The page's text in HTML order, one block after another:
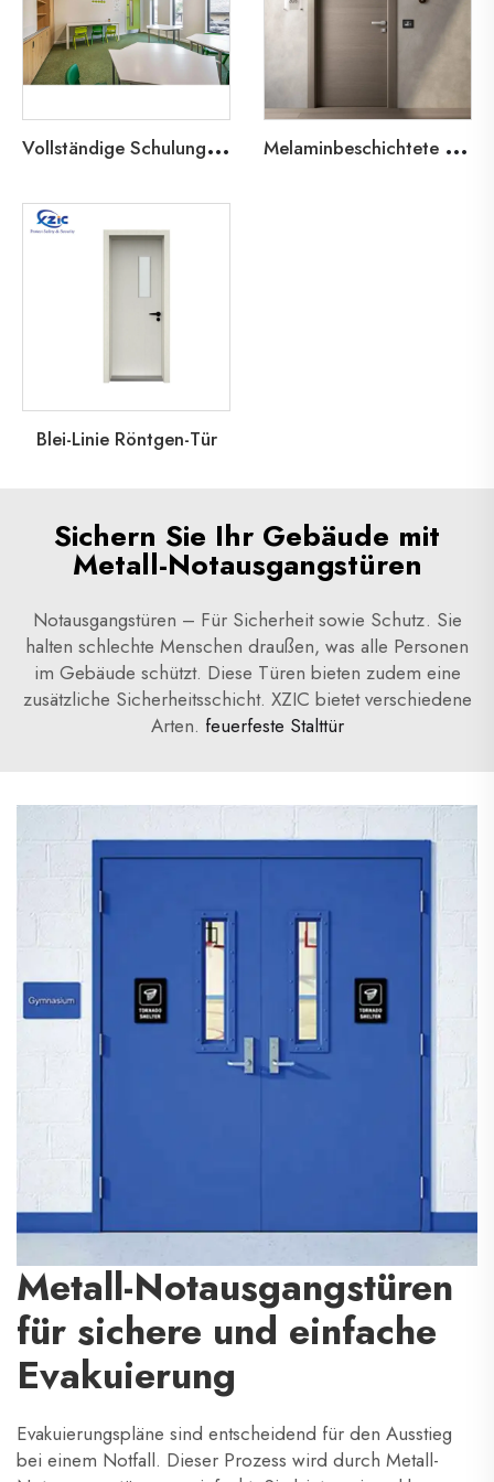
V
ollständige Schulungs- und Türlösungen M
elaminbeschichtete Holzfeuerschutztür
Blei-Linie Röntgen-Tür
Sichern Sie Ihr Gebäude mit
Metall-Notausgangstüren
Notausgangstüren – Für Sicherheit sowie Schutz. Sie
halten schlechte Menschen draußen, was alle Personen
im Gebäude schützt. Diese Türen bieten zudem eine
zusätzliche Sicherheitsschicht. XZIC bietet verschiedene
Arten. feuerfeste Stalttür
Metall-Notausgangstüren
für sichere und einfache
Evakuierung
Evakuierungspläne sind entscheidend für den Ausstieg
bei einem Notfall. Dieser Prozess wird durch Metall-